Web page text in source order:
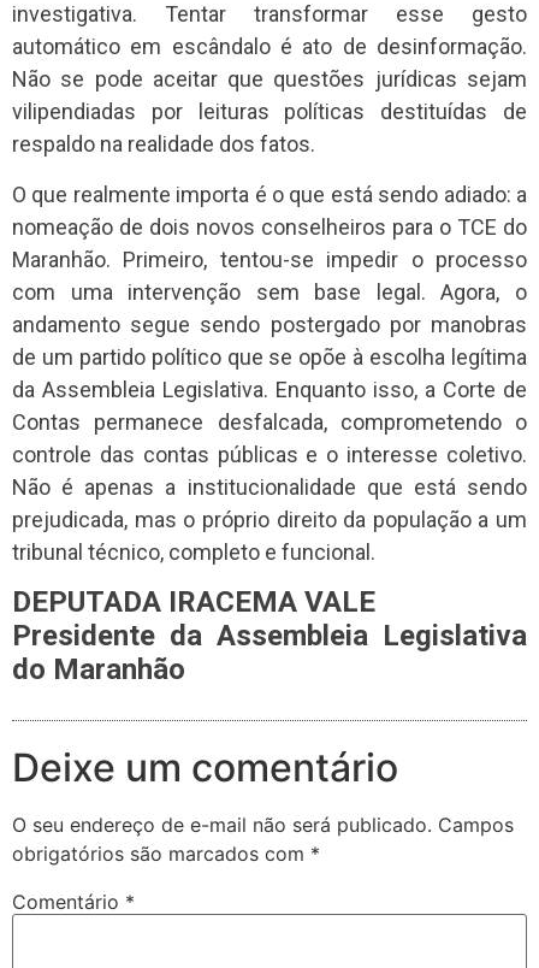
investigativa. Tentar transformar esse gesto
automático em escândalo é ato de desinformação.
Não se pode aceitar que questões jurídicas sejam
vilipendiadas por leituras políticas destituídas de
respaldo na realidade dos fatos.
O que realmente importa é o que está sendo adiado: a
nomeação de dois novos conselheiros para o TCE do
Maranhão. Primeiro, tentou-se impedir o processo
com uma intervenção sem base legal. Agora, o
andamento segue sendo postergado por manobras
de um partido político que se opõe à escolha legítima
da Assembleia Legislativa. Enquanto isso, a Corte de
Contas permanece desfalcada, comprometendo o
controle das contas públicas e o interesse coletivo.
Não é apenas a institucionalidade que está sendo
prejudicada, mas o próprio direito da população a um
tribunal técnico, completo e funcional.
DEPUTADA IRACEMA VALE
Presidente da Assembleia Legislativa
do Maranhão
Deixe um comentário
O seu endereço de e-mail não será publicado. Campos
obrigatórios são marcados com *
Comentário *